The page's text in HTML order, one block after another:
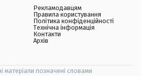
Рекламодавцям
Правила користування
Політика конфіденційності
Технічна інформація
Контакти
Архів
матеріали позначені словами